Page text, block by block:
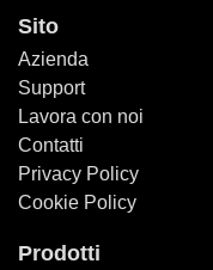
Sito
Azienda
Support
Lavora con noi
Contatti
Privacy Policy
Cookie Policy
Prodotti